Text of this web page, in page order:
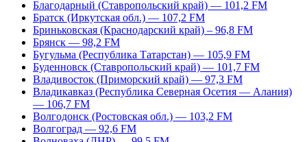
Благодарный (Ставропольский край) — 101,2 FM
Братск (Иркутская обл.) — 107,2 FM
Бриньковская (Краснодарский край) – 96,8 FM
Брянск — 98,2 FM
Бугульма (Республика Татарстан) — 105,9 FM
Буденновск (Ставропольский край) — 101,7 FM
Владивосток (Приморский край) — 97,3 FM
Владикавказ (Республика Северная Осетия — Алания)
— 106,7 FM
Волгодонск (Ростовская обл.) — 103,2 FM
Волгоград — 92,6 FM